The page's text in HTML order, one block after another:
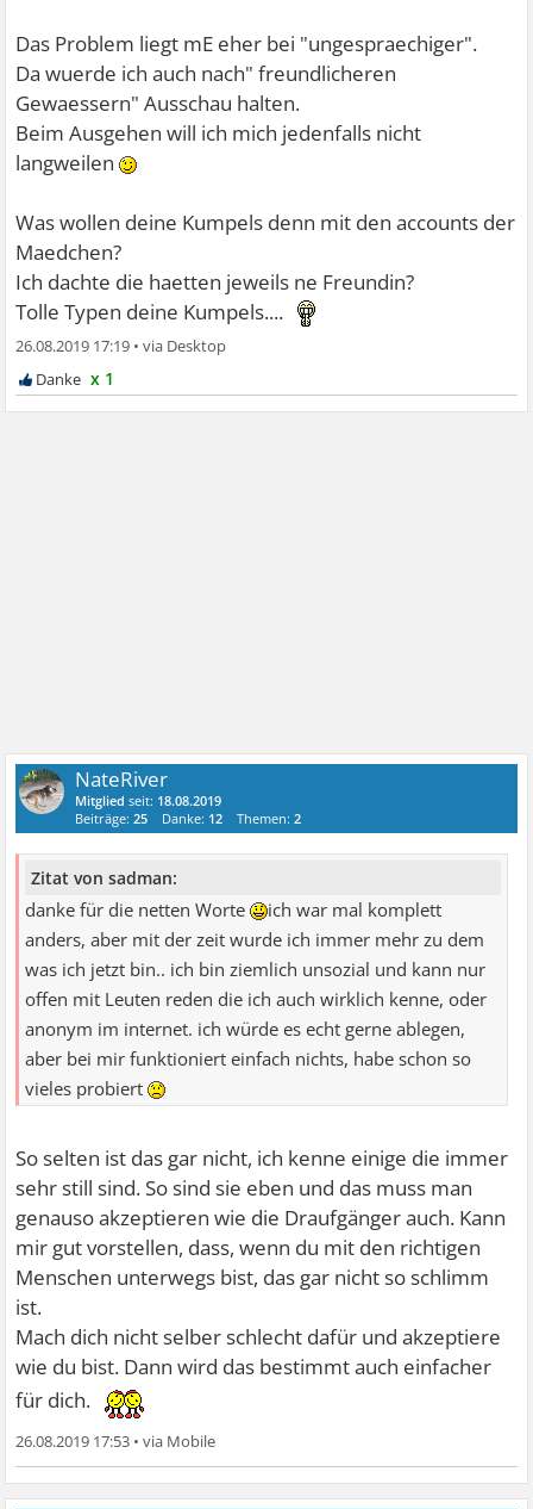
Das Problem liegt mE eher bei "ungespraechiger".
Da wuerde ich auch nach" freundlicheren
Gewaessern" Ausschau halten.
Beim Ausgehen will ich mich jedenfalls nicht
langweilen
Was wollen deine Kumpels denn mit den accounts der
Maedchen?
Ich dachte die haetten jeweils ne Freundin?
Tolle Typen deine Kumpels....
26.08.2019 17:19 •
x 1
NateRiver
Mitglied seit: 18.08.2019
Beiträge:25 Danke: 12 Themen:2
Zitat von sadman:
danke für die netten Worte
ich war mal komplett
anders, aber mit der zeit wurde ich immer mehr zu dem
was ich jetzt bin.. ich bin ziemlich unsozial und kann nur
offen mit Leuten reden die ich auch wirklich kenne, oder
anonym im internet. ich würde es echt gerne ablegen,
aber bei mir funktioniert einfach nichts, habe schon so
vieles probiert
So selten ist das gar nicht, ich kenne einige die immer
sehr still sind. So sind sie eben und das muss man
genauso akzeptieren wie die Draufgänger auch. Kann
mir gut vorstellen, dass, wenn du mit den richtigen
Menschen unterwegs bist, das gar nicht so schlimm
ist.
Mach dich nicht selber schlecht dafür und akzeptiere
wie du bist. Dann wird das bestimmt auch einfacher
für dich.
26.08.2019 17:53 •